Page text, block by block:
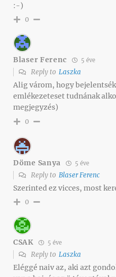
:-)
0
Blaser Ferenc 5 éve
Reply to Laszka
Alig várom, hogy
emlékezeteset tudnának
megjegyzés)
0
Döme Sanya 5 éve
Reply to Blaser Ferenc
Szerinted ez vicces, most
0
CSAK 5 éve
Reply to Laszka
Eléggé naiv az, aki azt